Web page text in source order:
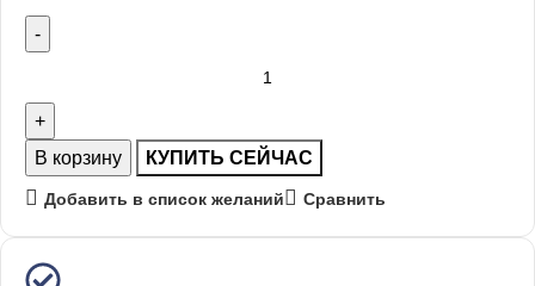
В корзину КУПИТЬ СЕЙЧАС
Добавить в список желаний Сравнить